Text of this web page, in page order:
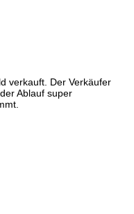
verkauft. Der Verkäufer
Ablauf super